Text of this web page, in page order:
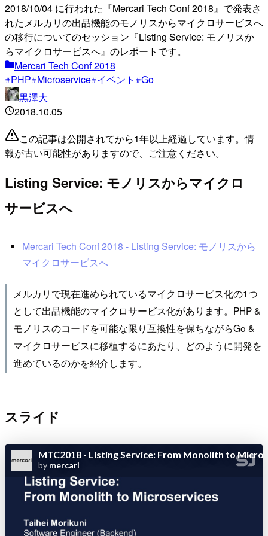
2018/10/04 に行われた『Mercari Tech Conf 2018』で発表さ
れたメルカリの出品機能のモノリスからマイクロサービスへ
の移行についてのセッション『Listing Service: モノリスか
らマイクロサービスへ』のレポートです。
Mercari Tech Conf 2018
PHP Microservice イベント
Go
黒澤大
2018.10.05
この記事は公開されてから1年以上経過しています。情
報が古い可能性がありますので、ご注意ください。
Listing Service: モノリスからマイクロ
サービスへ
Mercari Tech Conf 2018 - Listing Service: モノリスから
マイクロサービスへ
メルカリで現在進められているマイクロサービス化の1つ
として出品機能のマイクロサービス化があります。PHP &
モノリスのコードを可能な限り互換性を保ちながらGo &
マイクロサービスに移植するにあたり、どのように開発を
進めているのかを紹介します。
スライド